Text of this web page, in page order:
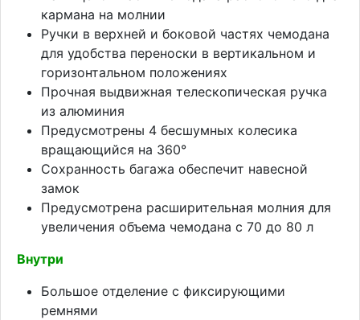
кармана на молнии
Ручки в верхней и боковой частях чемодана
для удобства переноски в вертикальном и
горизонтальном положениях
Прочная выдвижная телескопическая ручка
из алюминия
Предусмотрены 4 бесшумных колесика
вращающийся на 360°
Сохранность багажа обеспечит навесной
замок
Предусмотрена расширительная молния для
увеличения объема чемодана с 70 до 80 л
Внутри
Большое отделение с фиксирующими
ремнями